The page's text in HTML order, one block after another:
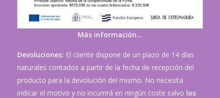
Más información…
Devoluciones: El cliente dispone de un plazo de 14 días
naturales contados a partir de la fecha de recepción del
producto para la devolución del mismo. No necesita
indicar el motivo y no incurrirá en ningún coste salvo los